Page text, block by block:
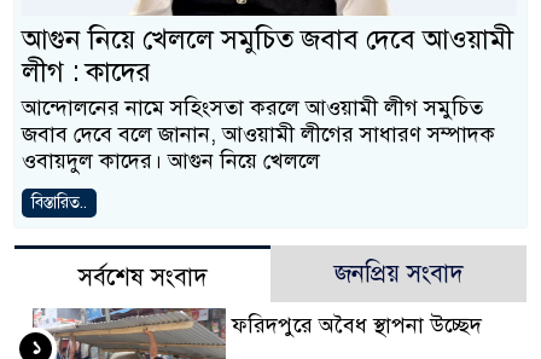
আগুন নিয়ে খেললে সমুচিত জবাব দেবে আওয়ামী
লীগ : কাদের
আন্দোলনের নামে সহিংসতা করলে আওয়ামী লীগ সমুচিত
জবাব দেবে বলে জানান, আওয়ামী লীগের সাধারণ সম্পাদক
ওবায়দুল কাদের। আগুন নিয়ে খেললে
বিস্তারিত..
সর্বশেষ সংবাদ জনপ্রিয় সংবাদ
ফরিদপুরে অবৈধ স্থাপনা উচ্ছেদ
১